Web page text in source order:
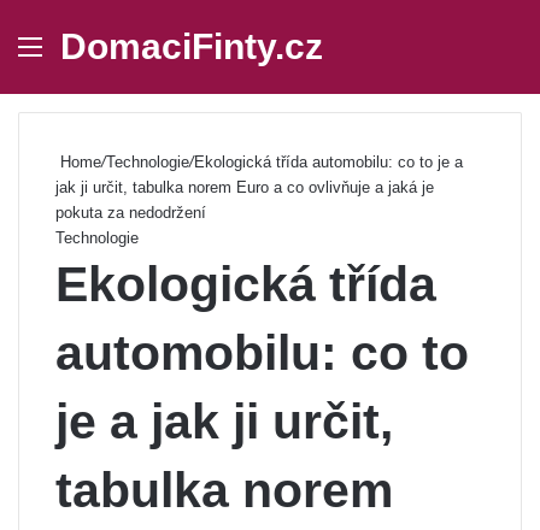
Menu
DomaciFinty.cz
Home/Technologie/Ekologická třída automobilu: co to je a
jak ji určit, tabulka norem Euro a co ovlivňuje a jaká je
pokuta za nedodržení
Technologie
Ekologická třída
automobilu: co to
je a jak ji určit,
tabulka norem